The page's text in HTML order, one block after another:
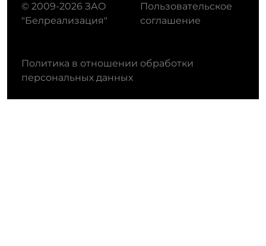
© 2009-2026 ЗАО
"Белреализация"
Пользовательское
соглашение
Политика в отношении обработки
персональных данных